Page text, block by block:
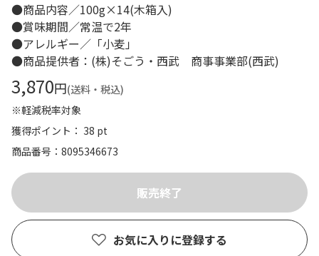
●商品内容／100g×14(木箱入)
●賞味期間／常温で2年
●アレルギー／「小麦」
●商品提供者：(株)そごう・西武 商事事業部(西武)
3,870円(送料・税込)
※軽減税率対象
獲得ポイント： 38 pt
商品番号
8095346673
お気に入りに登録する